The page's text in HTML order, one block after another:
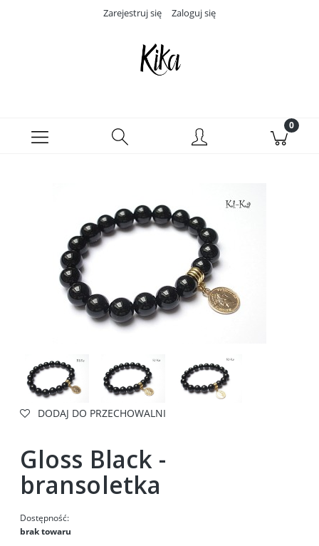
Zarejestruj się Zaloguj się
DODAJ DO PRZECHOWALNI
Gloss Black -
bransoletka
Dostępność:
brak towaru